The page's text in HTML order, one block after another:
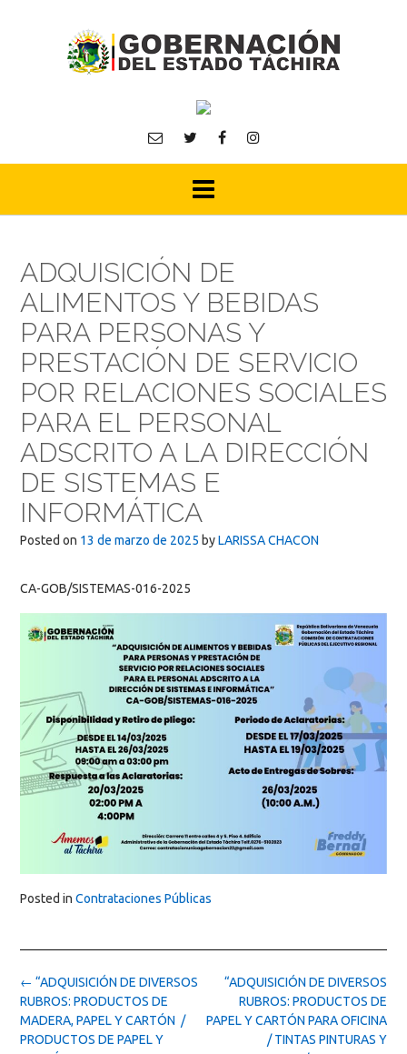
ADQUISICIÓN DE
ALIMENTOS Y BEBIDAS
PARA PERSONAS Y
PRESTACIÓN DE SERVICIO
POR RELACIONES SOCIALES
PARA EL PERSONAL
ADSCRITO A LA DIRECCIÓN
DE SISTEMAS E
INFORMÁTICA
Posted on 13 de marzo de 2025 byLARISSA CHACON
CA-GOB/SISTEMAS-016-2025
Posted in Contrataciones Públicas
Post
navigation
“ADQUISICIÓN DE DIVERSOS
RUBROS: PRODUCTOS DE
PAPEL Y CARTÓN PARA OFICINA
/ TINTAS PINTURAS Y
← “ADQUISICIÓN DE DIVERSOS
RUBROS: PRODUCTOS DE
MADERA, PAPEL Y CARTÓN /
PRODUCTOS DE PAPEL Y